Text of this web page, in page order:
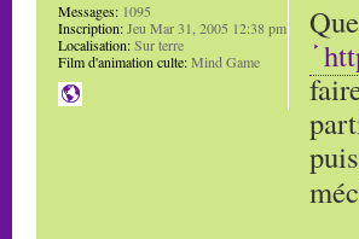
Messages: 1095
Inscription:Jeu Mar 31, 2005 12:38 pm
Localisation:Sur terre
Film d'animation culte:Mind Game